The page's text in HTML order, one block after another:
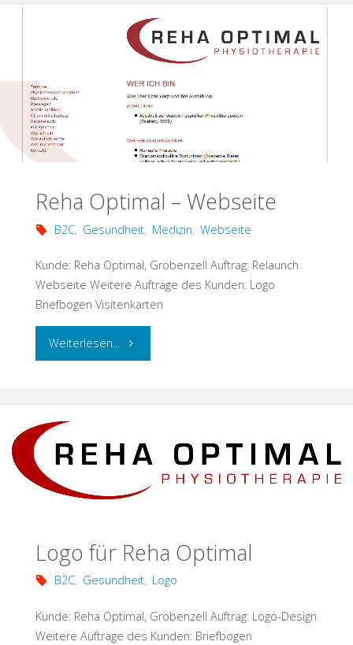
Petralia"
Reha Optimal – Webseite
B2C, Gesundheit, Medizin, Webseite
Kunde: Reha Optimal, Gröbenzell Auftrag: Relaunch
Webseite Weitere Aufträge des Kunden: Logo
Briefbogen Visitenkarten
Weiterlesen... "Reha
Webseite"
Logo für Reha Optimal
B2C, Gesundheit, Logo
Kunde: Reha Optimal, Gröbenzell Auftrag: Logo-Design
Weitere Aufträge des Kunden: Briefbogen